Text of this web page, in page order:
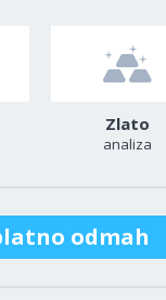
Zlato
analiza
odmah